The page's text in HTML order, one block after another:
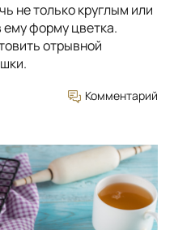
не только круглым или
форму цветка.
отрывной
Комментарий